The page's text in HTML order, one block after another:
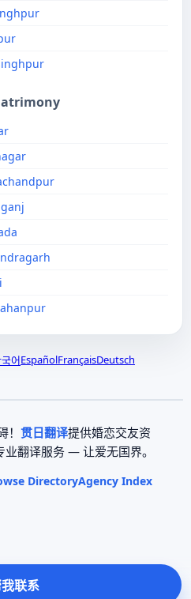
어EspañolFrançaisDeutsch
贯日翻译提供婚恋交友资
翻译服务 — 让爱无国界。
DirectoryAgency Index
联系